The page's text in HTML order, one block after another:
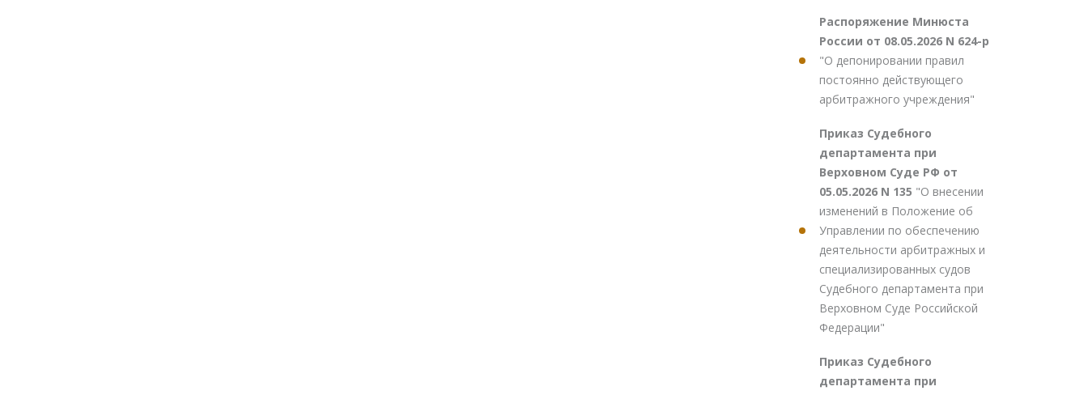
Распоряжение Минюста
России от 08.05.2026 N 624-р
"О депонировании правил
постоянно действующего
арбитражного учреждения"
Приказ Судебного
департамента при
Верховном Суде РФ от
05.05.2026 N 135 "О внесении
изменений в Положение об
Управлении по обеспечению
деятельности арбитражных и
специализированных судов
Судебного департамента при
Верховном Суде Российской
Федерации"
Приказ Судебного
департамента при